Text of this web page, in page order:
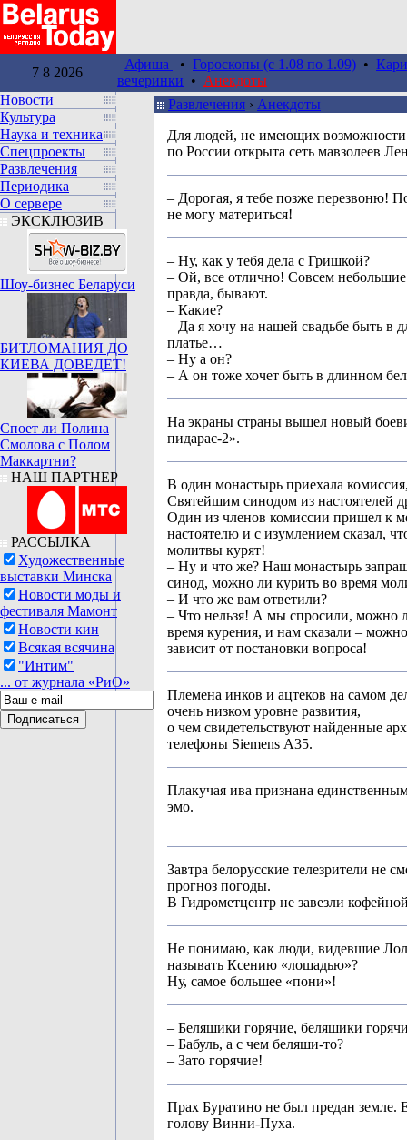
7 8 2026
Афиша • Гороскопы (c 1.08 по 1.09) •
вечеринки • Анекдоты
Новости
Культура
Наука и техника
Спецпроекты
Развлечения
Периодика
О сервере
ЭКСКЛЮЗИВ
Шоу-бизнес Беларуси
БИТЛОМАНИЯ ДО
КИЕВА ДОВЕДЕТ!
Споет ли Полина
Смолова с Полом
Маккартни?
НАШ ПАРТНЕР
РАССЫЛКА
Художественные
выставки Минска
Новости моды и
фестиваля Мамонт
Новости кин
Всякая всячина
"Интим"
... от журнала «РиО»
Развлечения › Анекдоты
Для людей, не имеющих возможности
по России открыта сеть мавзолеев
– Дорогая, я тебе позже перезвоню!
не могу материться!
– Ну, как у тебя дела с Гришкой?
– Ой, все отлично! Совсем небольшие
правда, бывают.
– Какие?
– Да я хочу на нашей свадьбе быть в
платье…
– Ну а он?
– А он тоже хочет быть в длинном
На экраны страны вышел новый
пидарас-2».
В один монастырь приехала
Святейшим синодом из настоятелей
Один из членов комиссии пришел к
настоятелю и с изумлением сказал,
молитвы курят!
– Ну и что же? Наш монастырь
синод, можно ли курить во время
– И что же вам ответили?
– Что нельзя! А мы спросили, можно
время курения, и нам сказали –
зависит от постановки вопроса!
Племена инков и ацтеков на самом
очень низком уровне развития,
о чем свидетельствуют найденные
телефоны Siеmеns А35.
Плакучая ива признана
эмо.
Завтра белорусские телезрители не
прогноз погоды.
В Гидрометцентр не завезли
Не понимаю, как люди, видевшие
называть Ксению «лошадью»?
Ну, самое большее «пони»!
– Беляшики горячие, беляшики
– Бабуль, а с чем беляши-то?
– Зато горячие!
Прах Буратино не был предан земле.
голову Винни-Пуха.